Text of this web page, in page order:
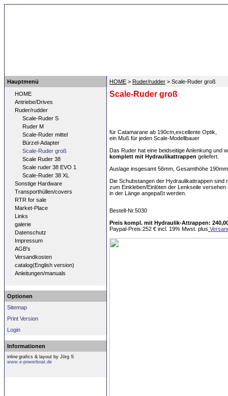
Hauptmenü
HOME
Antriebe/Drives
Ruder/rudder
Scale-Ruder S
Ruder M
Scale-Ruder mittel
Bürzel-Adapter
Scale-Ruder groß
Scale Ruder 38
Scale ruder 38 EVO 1
Scale-Ruder 38 XL
Sonstige Hardware
Transporthüllen/covers
RTR for sale
Market-Place
Links
galerie
Datenschutz
Impressum
AGB's
Versandkosten
catalog(English version)
Anleitungen/manuals
Optionen
Sitemap
Print Version
Login
Informationen
inline grafics & layout by Jörg S
www.e-powerboat.de
HOME > Ruder/rudder > Scale-Ruder groß
top
Scale-Ruder groß
für Catamarane ab 190cm,excellente Optik,
ein Muß für jeden Scale-Modellbauer
Das Ruder hat eine beidseitige Anlenkung und
komplett mit Hydraulikattrappen geliefert.
Auslage insgesamt 56mm, Gesamthöhe
Die Schubstangen der Hydraulikattrappen sind
zum Einkleben/Einlöten der Lenkseile
in der Länge angepaßt werden.
Bestell-Nr.5030
Preis kompl. mit Hydraulik-Attrappen:
Paypal-Preis:252 € incl. 19% Mwst. plus